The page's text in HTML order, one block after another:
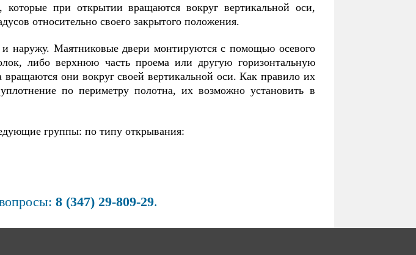
которые при открытии вращаются вокруг вертикальной оси,
относительно своего закрытого положения.
и наружу. Маятниковые двери монтируются с помощью осевого
либо верхнюю часть проема или другую горизонтальную
они вокруг своей вертикальной оси. Как правило их
по периметру полотна, их возможно установить в
группы: по типу открывания:
8 (347) 29-809-29.